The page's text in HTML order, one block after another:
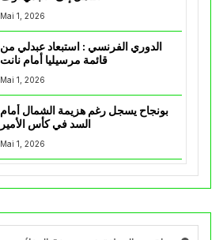
Mai 1, 2026
الدوري الفرنسي : استبعاد عبدلي من
قائمة مرسيليا أمام نانت
Mai 1, 2026
بونجاح يسجل رغم هزيمة الشمال أمام
السد في كأس الأمير
Mai 1, 2026